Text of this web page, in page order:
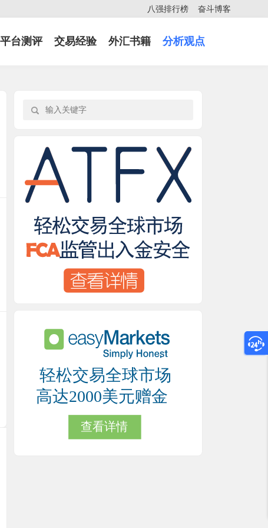
八强排行榜 奋斗博客
平台测评 交易经验 外汇书籍 分析观点